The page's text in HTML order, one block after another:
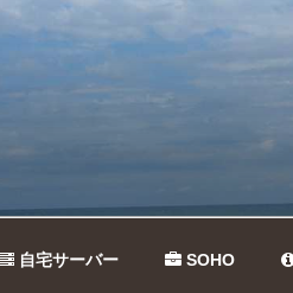
自宅サーバー SOHO